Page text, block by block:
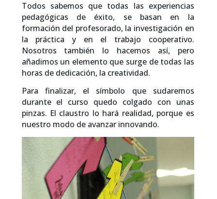
Todos sabemos que todas las experiencias
pedagógicas de éxito, se basan en la
formación del profesorado, la investigación en
la práctica y en el trabajo cooperativo.
Nosotros también lo hacemos así, pero
añadimos un elemento que surge de todas las
horas de dedicación, la creatividad.
Para finalizar, el símbolo que sudaremos
durante el curso quedo colgado con unas
pinzas. El claustro lo hará realidad, porque es
nuestro modo de avanzar innovando.